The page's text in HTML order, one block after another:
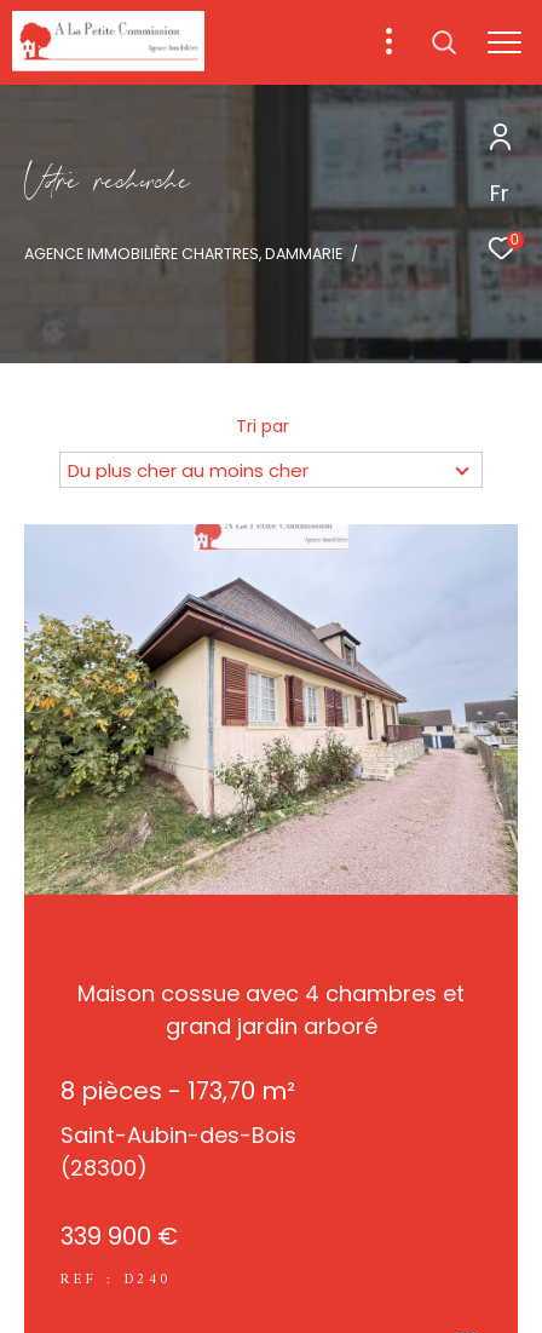
Fr
0
Vore recece
AGENCE IMMOBILIÈRE CHARTRES, DAMMARIE
Tri par
Du plus cher au moins cher
Maison cossue avec 4 chambres et
grand jardin arboré
8 pièces - 173,70 m²
Saint-Aubin-des-Bois
(28300)
339 900 €
REF : D240